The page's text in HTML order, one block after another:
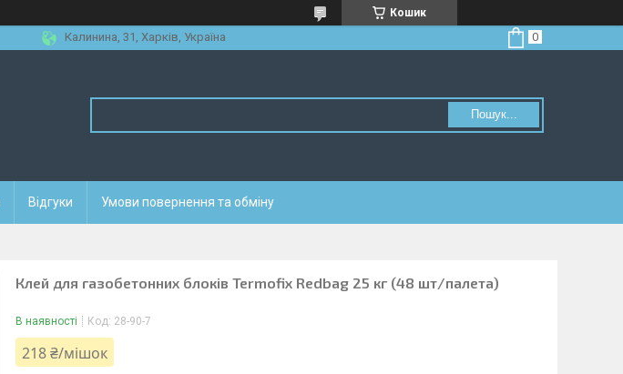
Кошик
Калинина, 31, Харків, Україна
Пошук...
Відгуки Умови повернення та обміну
Клей для газобетонних блоків Termofix Redbag 25 кг (48 шт/палета)
В наявності Код: 28-90-7
218 ₴/мішок